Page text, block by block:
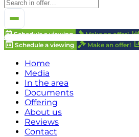
Schedule a viewing Make an offer!
Schedule a viewing
Make an offer!
Home
Media
In the area
Documents
Offering
About us
Reviews
Contact